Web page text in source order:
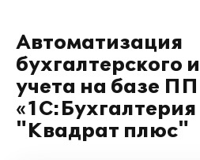
Автоматизация
бухгалтерского
учета на базе ПП
"Квадрат плюс"